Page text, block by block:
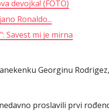
devojka! (FOTO)
Ronaldo...
Savest mi je mirna
Georginu
proslavili prvi